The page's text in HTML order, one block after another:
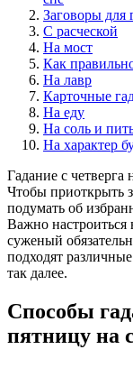
Заговоры для
С расческой
На мост
Как
На лавр
Карточные
На еду
На соль и
На характер
Гадание с
Чтобы приоткрыть
подумать об
Важно настроиться
суженый
подходят
так далее.
Способы
пятницу на